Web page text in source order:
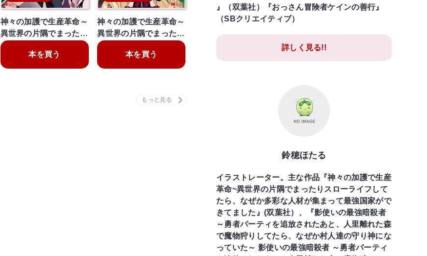
神々の加護で生産革命～
異世界の片隅でまった…
本を買う
神々の加護で生産革命～
異世界の片隅でまった…
本を買う
』（双葉社）『おっさん冒険者ケインの善行』
（SBクリエイティブ）
詳しく見る!!
鈴穂ほたる
イラストレーター。主な作品『神々の加護で生産
革命~異世界の片隅でまったりスローライフして
たら、なぜか多彩な人材が集まって最強国家がで
きてました』(双葉社）、『影使いの最強暗殺者
～勇者パーティを追放されたあと、人里離れた森
で魔物狩りしてたら、なぜか村人達の守り神にな
っていた～ 影使いの最強暗殺者 ～勇者パーティ